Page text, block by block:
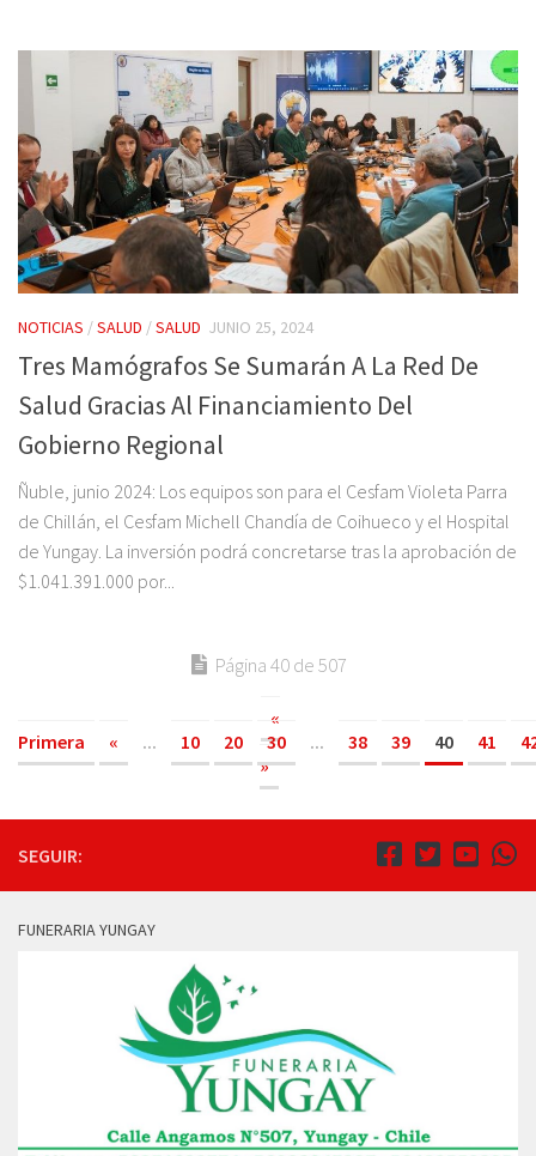
NOTICIAS /SALUD /SALUD JUNIO 25, 2024
Tres Mamógrafos Se Sumarán A La Red De
Salud Gracias Al Financiamiento Del
Gobierno Regional
Ñuble, junio 2024: Los equipos son para el Cesfam Violeta Parra
de Chillán, el Cesfam Michell Chandía de Coihueco y el Hospital
de Yungay. La inversión podrá concretarse tras la aprobación de
$1.041.391.000 por...
Página 40 de 507
«
Primera
« ... 10 20 30 ... 38 39 40 41
»
SEGUIR:
FUNERARIA YUNGAY